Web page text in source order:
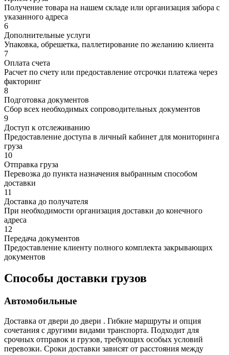
Получение товара на нашем складе или организация забора с
указанного адреса
6
Дополнительные услуги
Упаковка, обрешетка, паллетирование по желанию клиента
7
Оплата счета
Расчет по счету или предоставление отсрочки платежа через
факторинг
8
Подготовка документов
Сбор всех необходимых сопроводительных документов
9
Доступ к отслеживанию
Предоставление доступа в личный кабинет для мониторинга
груза
10
Отправка груза
Перевозка до пункта назначения выбранным способом
доставки
11
Доставка до получателя
При необходимости организация доставки до конечного
адреса
12
Передача документов
Предоставление клиенту полного комплекта закрывающих
документов
Способы доставки грузов
Автомобильные
Доставка от двери до двери . Гибкие маршруты и опция
сочетания с другими видами транспорта. Подходит для
срочных отправок и грузов, требующих особых условий
перевозки. Сроки доставки зависят от расстояния между